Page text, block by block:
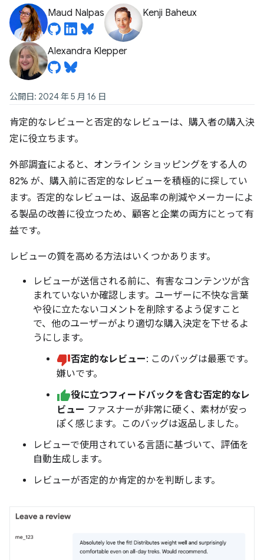
Maud Nalpas Kenji Baheux
Alexandra Klepper
公開日: 2024 年 5 月 16 日
肯定的なレビューと否定的なレビューは、購入者の購入決
定に役立ちます。
外部調査によると、オンライン ショッピングをする人の
82% が、購入前に否定的なレビューを積極的に探してい
ます。否定的なレビューは、返品率の削減やメーカーによ
る製品の改善に役立つため、顧客と企業の両方にとって有
益です。
レビューの質を高める方法はいくつかあります。
レビューが送信される前に、有害なコンテンツが含
まれていないか確認します。ユーザーに不快な言葉
や役に立たないコメントを削除するよう促すこと
で、他のユーザーがより適切な購入決定を下せるよ
うにします。
否定的なレビュー: このバッグは最悪です。
嫌いです。
役に立つフィードバックを含む否定的なレ
ビュー ファスナーが非常に硬く、素材が安っ
ぽく感じます。このバッグは返品しました。
レビューで使用されている言語に基づいて、評価を
自動生成します。
レビューが否定的か肯定的かを判断します。